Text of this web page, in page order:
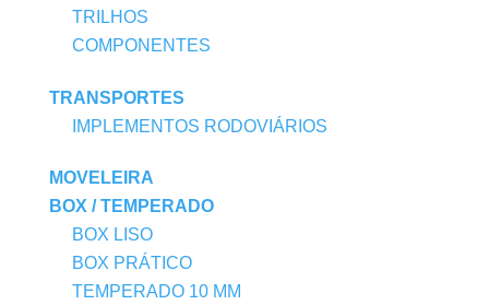
TRILHOS
COMPONENTES
TRANSPORTES
IMPLEMENTOS RODOVIÁRIOS
MOVELEIRA
BOX / TEMPERADO
BOX LISO
BOX PRÁTICO
TEMPERADO 10 MM